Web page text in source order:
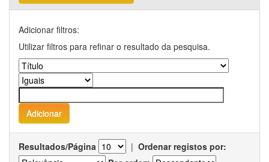
Adicionar filtros:
Utilizar filtros para refinar o resultado da pesquisa.
Resultados/Página | Ordenar registos por: